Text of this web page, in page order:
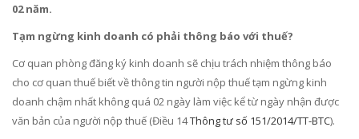
02 năm.
Tạm ngừng kinh doanh có phải thông báo với thuế?
Cơ quan phòng đăng ký kinh doanh sẽ chịu trách nhiệm thông báo
cho cơ quan thuế biết về thông tin người nộp thuế tạm ngừng kinh
doanh chậm nhất không quá 02 ngày làm việc kể từ ngày nhận được
văn bản của người nộp thuế (Điều 14Thông tư số 151/2014/TT-BTC).